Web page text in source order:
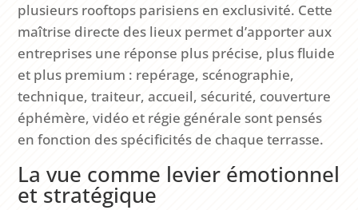
plusieurs rooftops parisiens en exclusivité. Cette
maîtrise directe des lieux permet d’apporter aux
entreprises une réponse plus précise, plus fluide
et plus premium : repérage, scénographie,
technique, traiteur, accueil, sécurité, couverture
éphémère, vidéo et régie générale sont pensés
en fonction des spécificités de chaque terrasse.
La vue comme levier émotionnel
et stratégique